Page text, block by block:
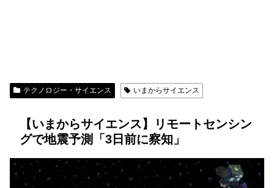
テクノロジー・サイエンス いまからサイエンス
【いまからサイエンス】リモートセンシン
グで地震予測「3日前に察知」